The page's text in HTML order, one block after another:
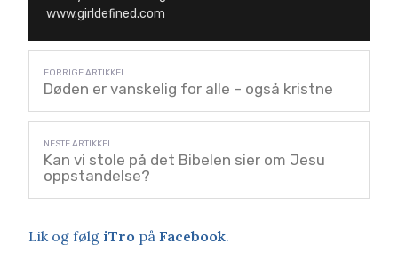
www.girldefined.com
Døden er vanskelig for alle – også kristne
Kan vi stole på det Bibelen sier om Jesu
oppstandelse?
Lik og følg iTro på Facebook.